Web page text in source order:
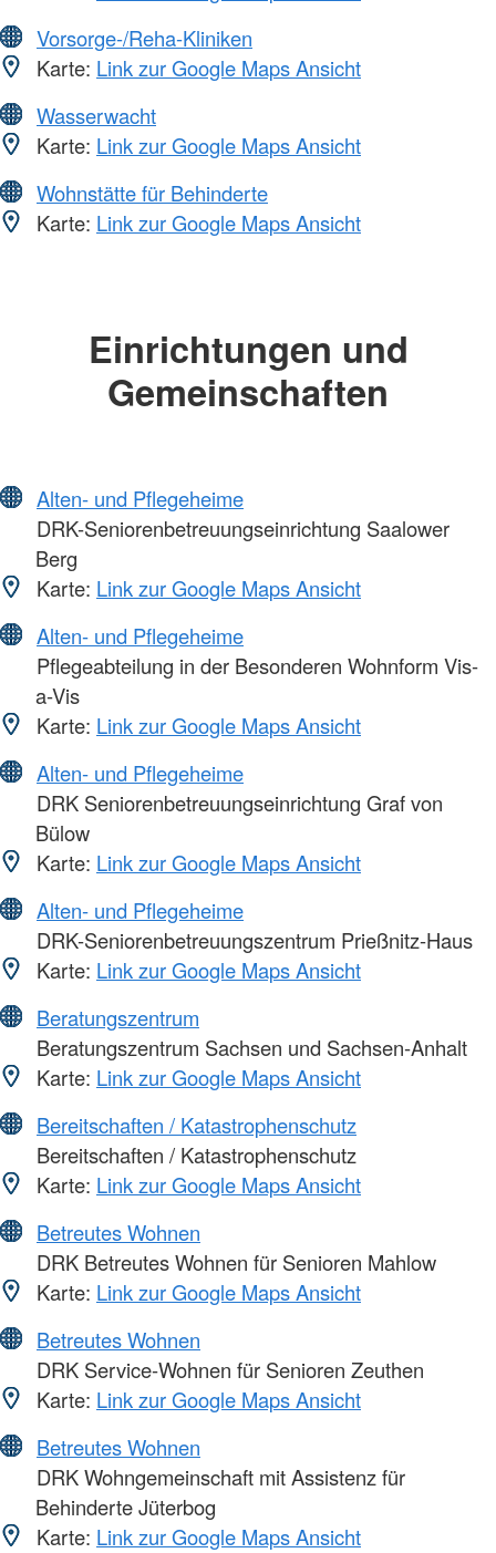
Vorsorge-/Reha-Kliniken
Karte: Link zur Google Maps Ansicht
Wasserwacht
Karte: Link zur Google Maps Ansicht
Wohnstätte für Behinderte
Karte: Link zur Google Maps Ansicht
Einrichtungen und
Gemeinschaften
Alten- und Pflegeheime
DRK-Seniorenbetreuungseinrichtung Saalower
Berg
Karte: Link zur Google Maps Ansicht
Alten- und Pflegeheime
Pflegeabteilung in der Besonderen Wohnform Vis-
a-Vis
Karte: Link zur Google Maps Ansicht
Alten- und Pflegeheime
DRK Seniorenbetreuungseinrichtung Graf von
Bülow
Karte: Link zur Google Maps Ansicht
Alten- und Pflegeheime
DRK-Seniorenbetreuungszentrum Prießnitz-Haus
Karte: Link zur Google Maps Ansicht
Beratungszentrum
Beratungszentrum Sachsen und Sachsen-Anhalt
Karte: Link zur Google Maps Ansicht
Bereitschaften / Katastrophenschutz
Bereitschaften / Katastrophenschutz
Karte: Link zur Google Maps Ansicht
Betreutes Wohnen
DRK Betreutes Wohnen für Senioren Mahlow
Karte: Link zur Google Maps Ansicht
Betreutes Wohnen
DRK Service-Wohnen für Senioren Zeuthen
Karte: Link zur Google Maps Ansicht
Betreutes Wohnen
DRK Wohngemeinschaft mit Assistenz für
Behinderte Jüterbog
Karte: Link zur Google Maps Ansicht